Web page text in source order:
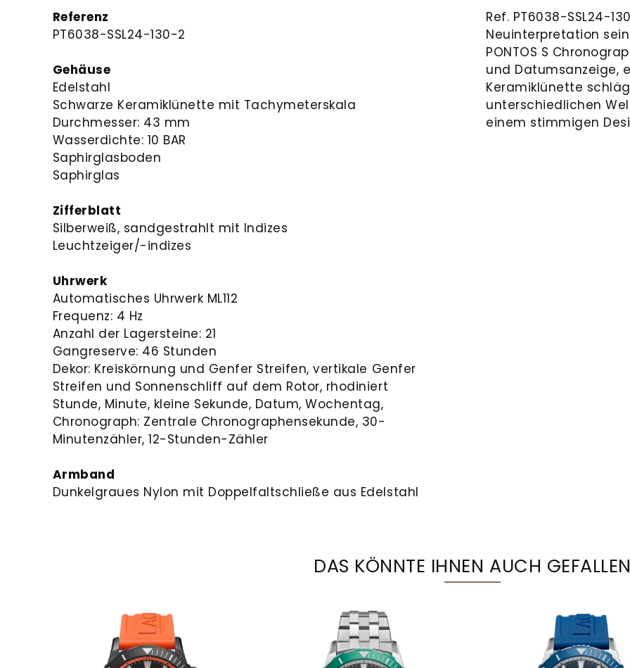
Referenz
PT6038-SSL24-130-2
Gehäuse
Edelstahl
Schwarze Keramiklünette mit Tachymeterskala
Durchmesser: 43 mm
Wasserdichte: 10 BAR
Saphirglasboden
Saphirglas
Zifferblatt
Silberweiß, sandgestrahlt mit Indizes
Leuchtzeiger/-indizes
Uhrwerk
Automatisches Uhrwerk ML112
Frequenz: 4 Hz
Anzahl der Lagersteine: 21
Gangreserve: 46 Stunden
Dekor: Kreiskörnung und Genfer Streifen, vertikale Genfer
Streifen und Sonnenschliff auf dem Rotor, rhodiniert
Stunde, Minute, kleine Sekunde, Datum, Wochentag,
Chronograph: Zentrale Chronographensekunde, 30-
Minutenzähler, 12-Stunden-Zähler
Armband
Dunkelgraues Nylon mit Doppelfaltschließe aus Edelstahl
Ref. PT6038-SSL24-
Neuinterpretation
PONTOS S
und Datumsanzeige,
Keramiklünette
unterschiedlichen
einem stimmigen
DAS KÖNNTE IHNEN AUCH